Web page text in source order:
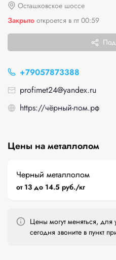
Осташковское шоссе
Закрыто откроется в пт 00:59
+79057873388
profimet24@yandex.ru
https://чёрный-лом.рф
Цены на металлолом
Черный металлолом
от 13 до 14.5 руб./кг
Цены могут меняться, для
сегодня звоните в пункт